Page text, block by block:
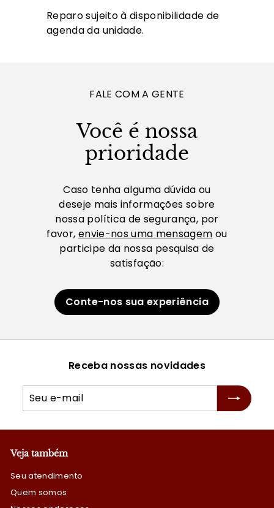
Reparo sujeito à disponibilidade de
agenda da unidade.
FALE COM A GENTE
Você é nossa
prioridade
Caso tenha alguma dúvida ou
deseje mais informações sobre
nossa política de segurança, por
favor, envie-nos uma mensagem ou
participe da nossa pesquisa de
satisfação:
Conte-nos sua experiência
Receba nossas novidades
Seu
e-
Inscrever
Veja também
Seu atendimento
Quem somos